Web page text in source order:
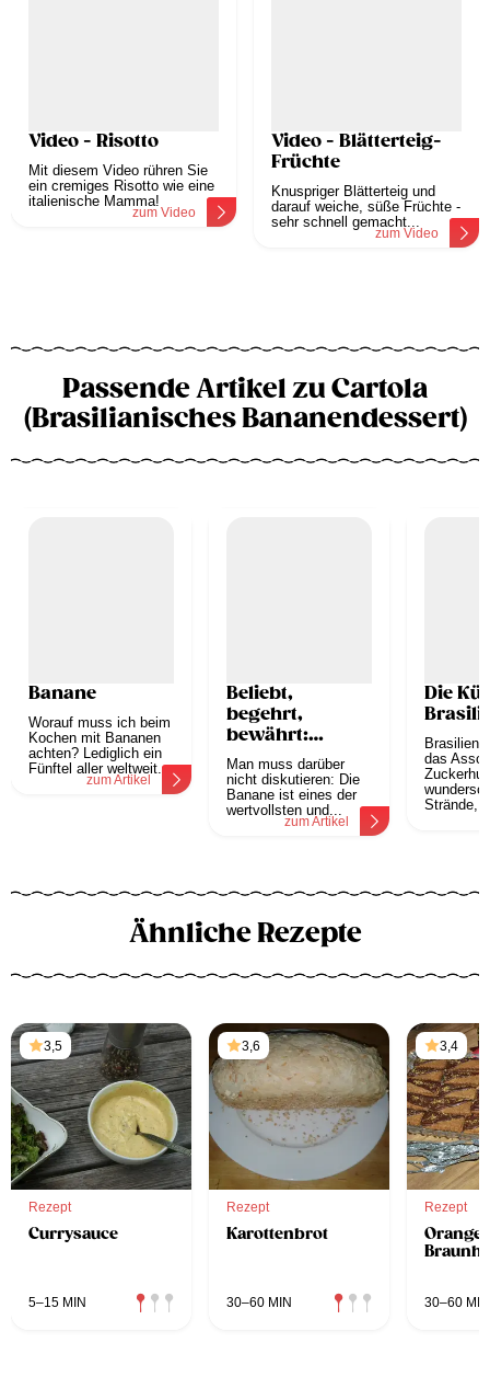
Video - Risotto
Mit diesem Video rühren Sie
ein cremiges Risotto wie eine
italienische Mamma!
zum Video
Video - Blätterteig-
Früchte
Knuspriger Blätterteig und
darauf weiche, süße Früchte -
sehr schnell gemacht...
zum Video
Passende Artikel zu Cartola
(Brasilianisches Bananendessert)
Banane
Worauf muss ich beim
Kochen mit Bananen
achten? Lediglich ein
Fünftel aller weltweit...
zum Artikel
Beliebt,
begehrt,
bewährt:
Banane
Man muss darüber
nicht diskutieren: Die
Banane ist eines der
wertvollsten und...
zum Artikel
Die
Brasilien
das
Strände,...
Ähnliche Rezepte
3,5
Rezept
Currysauce
5–15 MIN
3,6
Rezept
Karottenbrot
30–60 MIN
3,4
Rezept
30–60 MIN